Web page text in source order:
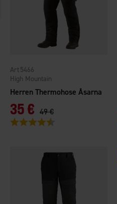
Herren Thermohose Åsarna
High Mountain
5466
35 € 49 €
Bewertung: